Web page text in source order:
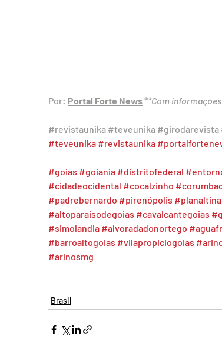
Por: Portal Forte News **Com
#revistaunika #teveunika #girodarevista
#teveunika #revistaunika
#goias #goiania #distritofederal
#cidadeocidental #cocalzinho
#padrebernardo #pirenópolis
#altoparaisodegoias #cavalcantegoias
#simolandia #alvoradadonortego
#barroaltogoias #vilapropiciogoias
#arinosmg
Brasil